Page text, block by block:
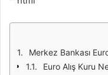
Merkez Bankası Euro
Euro Alış Kuru